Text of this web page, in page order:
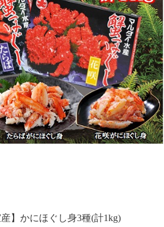
】かにほぐし身3種(計1kg)